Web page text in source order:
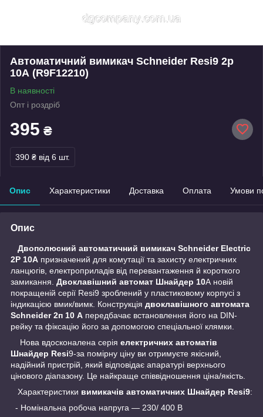
Автоматичний вимикач Schneider Resi9 2p
10А (R9F12210)
В наявності
Опт і роздріб
395 ₴
390 ₴ від 6 шт.
Опис Характеристики Доставка Оплата Умови
Опис
Двополюсний автоматичний вимикач Schneider Electriс
2P 10A призначений для комутації та захисту електричних
ланцюгів, електроприладів від перевантаження й короткого
замикання. Двоклавішний автомат Шнайдер 10А новій
покращеній серії Resi9 зроблений у пластиковому корпусі з
індикацією вмик/вимк. Конструкція двоклавішного автомата
Schneider 2п 10 А передбачає встановлення його на DIN-
рейку та фіксацію його за допомогою спеціальної клямки.
Нова вдосконалена серія електричних автоматів
Шнайдер Resi9-за помірну ціну ви отримуєте якісний,
надійний пристрій, який відповідає апаратурі верхнього
цінового діапазону. Це найкраще співвідношення ціна/якість.
Характеристики вимикачів автоматичних Шнайдер Resi9:
- Номінальна робоча напруга — 230/ 400 В